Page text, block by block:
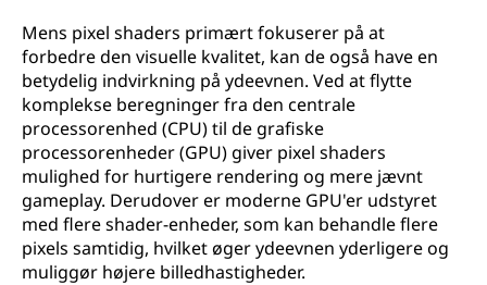
Mens pixel shaders primært fokuserer på at
forbedre den visuelle kvalitet, kan de også have en
betydelig indvirkning på ydeevnen. Ved at flytte
komplekse beregninger fra den centrale
processorenhed (CPU) til de grafiske
processorenheder (GPU) giver pixel shaders
mulighed for hurtigere rendering og mere jævnt
gameplay. Derudover er moderne GPU'er udstyret
med flere shader-enheder, som kan behandle flere
pixels samtidig, hvilket øger ydeevnen yderligere og
muliggør højere billedhastigheder.